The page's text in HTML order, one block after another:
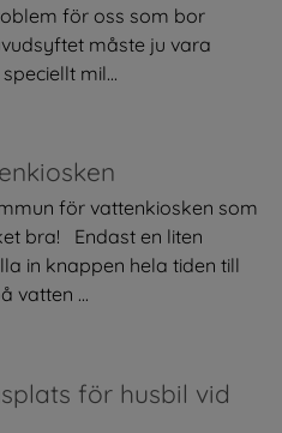
för oss som bor
måste ju vara
mil...
för vattenkiosken som
bra! Endast en liten
in knappen hela tiden till
vatten ...
för husbil vid